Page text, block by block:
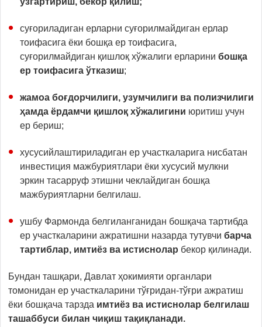
суғориладиган ерларни суғорилмайдиган ерлар
тоифасига ёки бошқа ер тоифасига,
суғорилмайдиган қишлоқ хўжалиги ерларини бошқа
ер тоифасига ўтказиш;
жамоа боғдорчилиги, узумчилиги ва полизчилиги
ҳамда ёрдамчи қишлоқ хўжалигини юритиш учун
ер бериш;
хусусийлаштириладиган ер участкаларига нисбатан
инвестиция мажбуриятлари ёки хусусий мулкни
эркин тасарруф этишни чеклайдиган бошқа
мажбуриятларни белгилаш.
ушбу Фармонда белгиланганидан бошқача тартибда
ер участкаларини ажратишни назарда тутувчи барча
тартиблар, имтиёз ва истиснолар бекор қилинади.
Бундан ташқари, Давлат ҳокимияти органлари
томонидан ер участкаларини тўғридан-тўғри ажратиш
ёки бошқача тарзда имтиёз ва истиснолар белгилаш
ташаббуси билан чиқиш тақиқланади.